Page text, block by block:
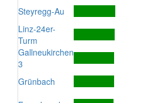
Steyregg-Au
Linz-24er-
Turm
Gallneukirchen
3
Grünbach